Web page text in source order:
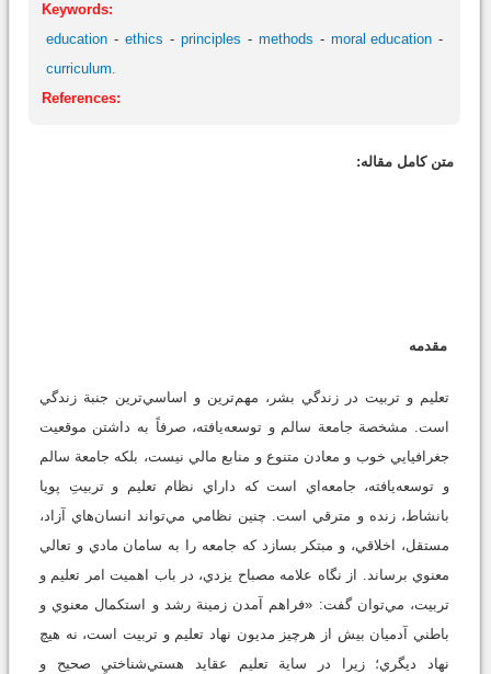
Keywords:
education
ethics principles methods
moral education
curriculum.
References:
متن کامل مقاله:
مقدمه
تعليم و تربيت در زندگي بشر، مهم‌ترين و اساسي‌ترين جنبة زندگي
است. مشخصة جامعة سالم و توسعه‌يافته، صرفاً به داشتن موقعيت
جغرافيايي خوب و معادن متنوع و منابع مالي نيست، بلكه جامعة سالم
و توسعه‌يافته، جامعه‌اي است كه داراي نظام تعليم و تربيتِ پويا
بانشاط، زنده و مترقي است. چنين نظامي مي‌تواند انسان‌هاي آزاد،
مستقل، اخلاقي، و مبتكر بسازد كه جامعه را به سامان مادي و تعالي
معنوي برساند. از نگاه علامه مصباح يزدي، در باب اهميت امر تعليم و
تربيت، مي‌توان گفت: «فراهم آمدن زمينة رشد و استكمال معنوي و
باطني آدميان بيش از هرچيز مديون نهاد تعليم و تربيت است، نه هيچ
نهاد ديگري؛ زيرا در ساية تعليم عقايد هستي‌شناختيِ صحيح و